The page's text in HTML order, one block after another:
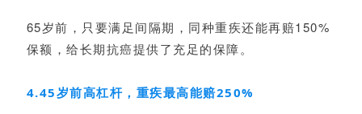
65岁前，只要满足间隔期，同种重疾还能再赔150%
保额，给长期抗癌提供了充足的保障。
4.45岁前高杠杆，重疾最高能赔250%